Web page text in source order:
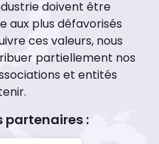
doivent être
aux plus défavorisés
ces valeurs, nous
partiellement nos
et entités
partenaires :